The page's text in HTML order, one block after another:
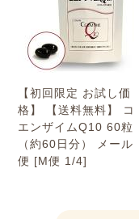
【初回限定 お試し価
格】 【送料無料】 コ
エンザイムQ10 60粒
（約60日分） メール
便 [M便 1/4]